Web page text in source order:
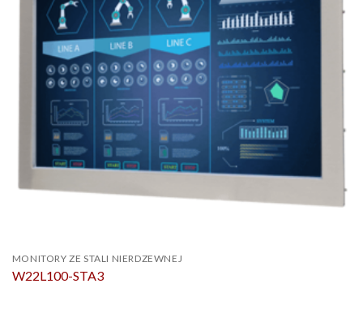
MONITORY ZE STALI NIERDZEWNEJ
W22L100-STA3